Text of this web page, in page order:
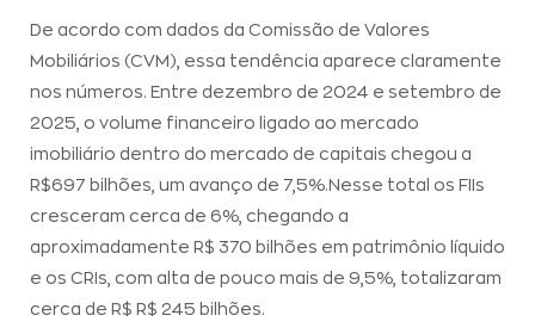
De acordo com dados da Comissão de Valores
Mobiliários (CVM), essa tendência aparece claramente
nos números. Entre dezembro de 2024 e setembro de
2025, o volume financeiro ligado ao mercado
imobiliário dentro do mercado de capitais chegou a
R$697 bilhões, um avanço de 7,5%.Nesse total os FIIs
cresceram cerca de 6%, chegando a
aproximadamente R$ 370 bilhões em patrimônio líquido
e os CRIs, com alta de pouco mais de 9,5%, totalizaram
cerca de R$ R$ 245 bilhões.